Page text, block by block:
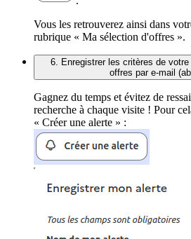
Vous les retrouverez ainsi dans
rubrique « Ma sélection d'offres ».
6. Enregistrer les critères de
offres par e-mail
Gagnez du temps et évitez de
recherche à chaque visite ! Pour
« Créer une alerte » :